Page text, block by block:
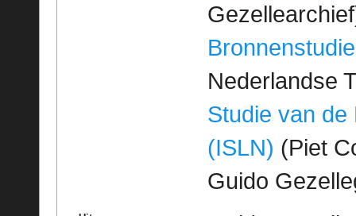
Bronnenstudie
Nederlandse
Studie van de
(ISLN) (Piet
Guido